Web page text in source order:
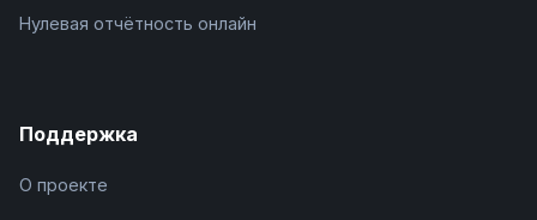
Нулевая отчётность онлайн
Поддержка
О проекте